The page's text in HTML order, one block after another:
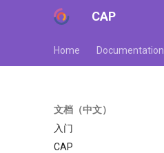
CAP
Home Documentation
文档（中文）
入门
快速开始
CAP